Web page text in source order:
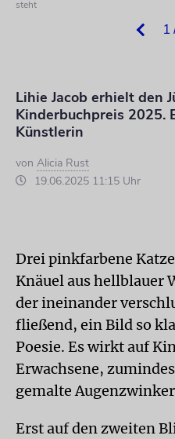
1
steht
Lihie Jacob erhielt den
Kinderbuchpreis 2025.
Künstlerin
von Alicia Rust
19.06.2025 11:15 Uhr
Drei pinkfarbene
Knäuel aus hellblauer
der ineinander
fließend, ein Bild so
Poesie. Es wirkt auf
Erwachsene,
gemalte
Erst auf den zweiten